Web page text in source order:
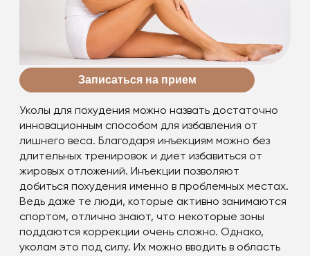
Записаться на прием
Уколы для похудения можно назвать достаточно
инновационным способом для избавления от
лишнего веса. Благодаря инъекциям можно без
длительных тренировок и диет избавиться от
жировых отложений. Инъекции позволяют
добиться похудения именно в проблемных местах.
Ведь даже те люди, которые активно занимаются
спортом, отлично знают, что некоторые зоны
поддаются коррекции очень сложно. Однако,
уколам это под силу. Их можно вводить в область